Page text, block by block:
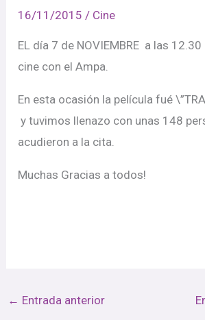
16/11/2015 / Cine
EL día 7 de NOVIEMBRE a las
cine con el Ampa.
En esta ocasión la película fué
y tuvimos llenazo con unas 148
acudieron a la cita.
Muchas Gracias a todos!
← Entrada anterior